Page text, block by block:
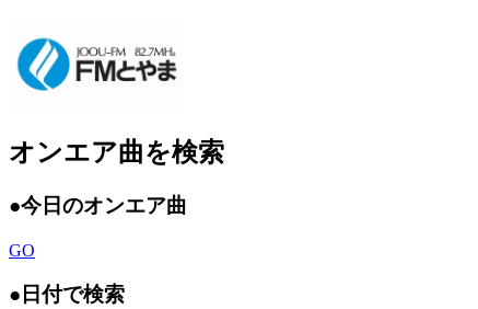
オンエア曲を検索
●今日のオンエア曲
GO
● 日付で検索